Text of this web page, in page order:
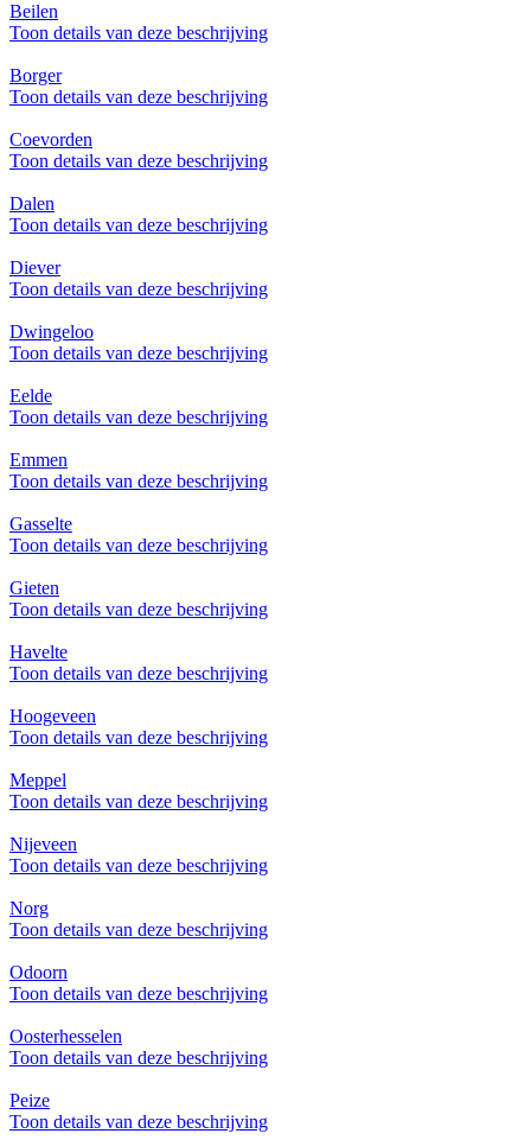
Beilen
Toon details van deze beschrijving
Borger
Toon details van deze beschrijving
Coevorden
Toon details van deze beschrijving
Dalen
Toon details van deze beschrijving
Diever
Toon details van deze beschrijving
Dwingeloo
Toon details van deze beschrijving
Eelde
Toon details van deze beschrijving
Emmen
Toon details van deze beschrijving
Gasselte
Toon details van deze beschrijving
Gieten
Toon details van deze beschrijving
Havelte
Toon details van deze beschrijving
Hoogeveen
Toon details van deze beschrijving
Meppel
Toon details van deze beschrijving
Nijeveen
Toon details van deze beschrijving
Norg
Toon details van deze beschrijving
Odoorn
Toon details van deze beschrijving
Oosterhesselen
Toon details van deze beschrijving
Peize
Toon details van deze beschrijving